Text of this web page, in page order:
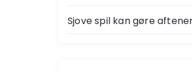
Sjove spil kan gøre